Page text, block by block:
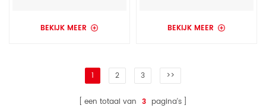
BEKIJK MEER BEKIJK MEER
1 2 3 >>
een totaal van 3 pagina's